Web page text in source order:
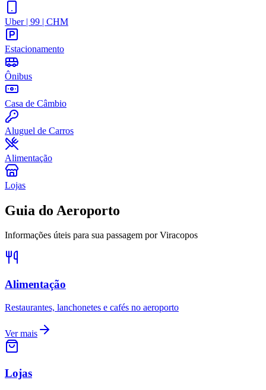
Uber | 99 | CHM
Estacionamento
Ônibus
Casa de Câmbio
Aluguel de Carros
Alimentação
Lojas
Guia do Aeroporto
Informações úteis para sua passagem por Viracopos
Alimentação
Restaurantes, lanchonetes e cafés no aeroporto
Ver mais
Lojas